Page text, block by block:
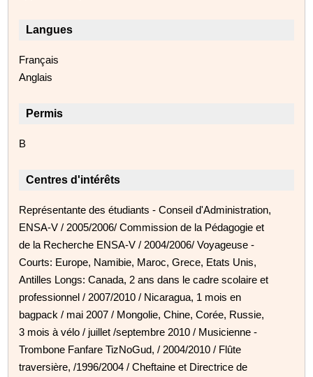
Langues
Français
Anglais
Permis
B
Centres d'intérêts
Représentante des étudiants - Conseil d'Administration,
ENSA-V / 2005/2006/ Commission de la Pédagogie et
de la Recherche ENSA-V / 2004/2006/ Voyageuse -
Courts: Europe, Namibie, Maroc, Grece, Etats Unis,
Antilles Longs: Canada, 2 ans dans le cadre scolaire et
professionnel / 2007/2010 / Nicaragua, 1 mois en
bagpack / mai 2007 / Mongolie, Chine, Corée, Russie,
3 mois à vélo / juillet /septembre 2010 / Musicienne -
Trombone Fanfare TizNoGud, / 2004/2010 / Flûte
traversière, /1996/2004 / Cheftaine et Directrice de